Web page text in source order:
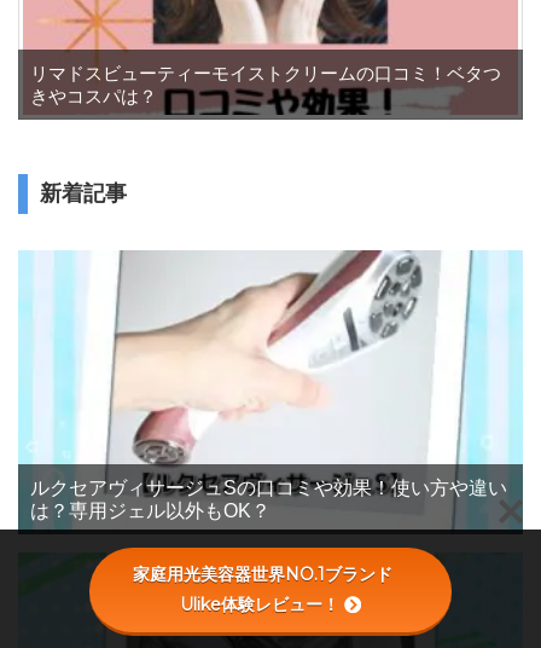
リマドスビューティーモイストクリームの口コミ！ベタつ
きやコスパは？
新着記事
ルクセアヴィサージュSの口コミや効果！使い方や違い
は？専用ジェル以外もOK？
家庭用光美容器世界NO.1ブランド
Ulike体験レビュー！